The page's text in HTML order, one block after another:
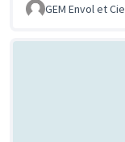
GEM Envol et Cie